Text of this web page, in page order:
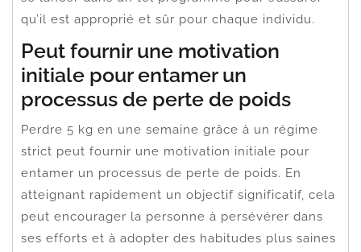
qu’il est approprié et sûr pour chaque individu.
Peut fournir une motivation
initiale pour entamer un
processus de perte de poids
Perdre 5 kg en une semaine grâce à un régime
strict peut fournir une motivation initiale pour
entamer un processus de perte de poids. En
atteignant rapidement un objectif significatif, cela
peut encourager la personne à persévérer dans
ses efforts et à adopter des habitudes plus saines